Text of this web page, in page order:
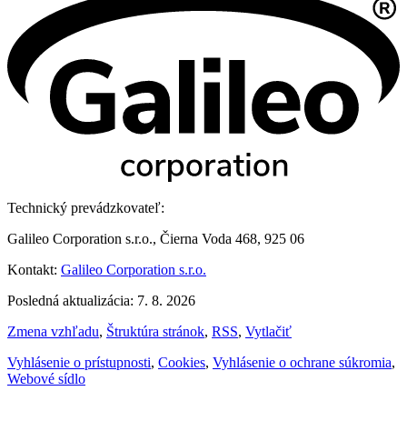
Technický prevádzkovateľ:
Galileo Corporation s.r.o., Čierna Voda 468, 925 06
Kontakt: Galileo Corporation s.r.o.
Posledná aktualizácia: 7. 8. 2026
Zmena vzhľadu, Štruktúra stránok, RSS, Vytlačiť
Vyhlásenie o prístupnosti, Cookies, Vyhlásenie o ochrane súkromia,
Webové sídlo